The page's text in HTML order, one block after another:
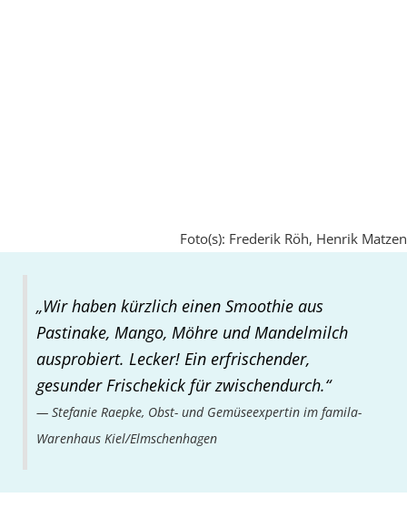
Foto(s): Frederik Röh, Henrik Matzen
„Wir haben kürzlich einen Smoothie aus
Pastinake, Mango, Möhre und Mandelmilch
ausprobiert. Lecker! Ein erfrischender,
gesunder Frischekick für zwischendurch.“
Stefanie Raepke, Obst- und Gemüseexpertin im famila-
Warenhaus Kiel/Elmschenhagen